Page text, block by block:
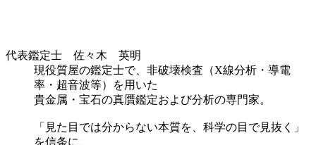
代表鑑定士 佐々木 英明
現役質屋の鑑定士で、非破壊検査（X線分析・導電
率・超音波等）を用いた
貴金属・宝石の真贋鑑定および分析の専門家。
「見た目では分からない本質を、科学の目で見抜く」
を信条に、